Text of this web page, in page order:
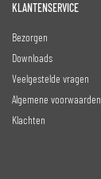
KLANTENSERVICE
Bezorgen
Downloads
Veelgestelde vragen
Algemene voorwaarden
Klachten